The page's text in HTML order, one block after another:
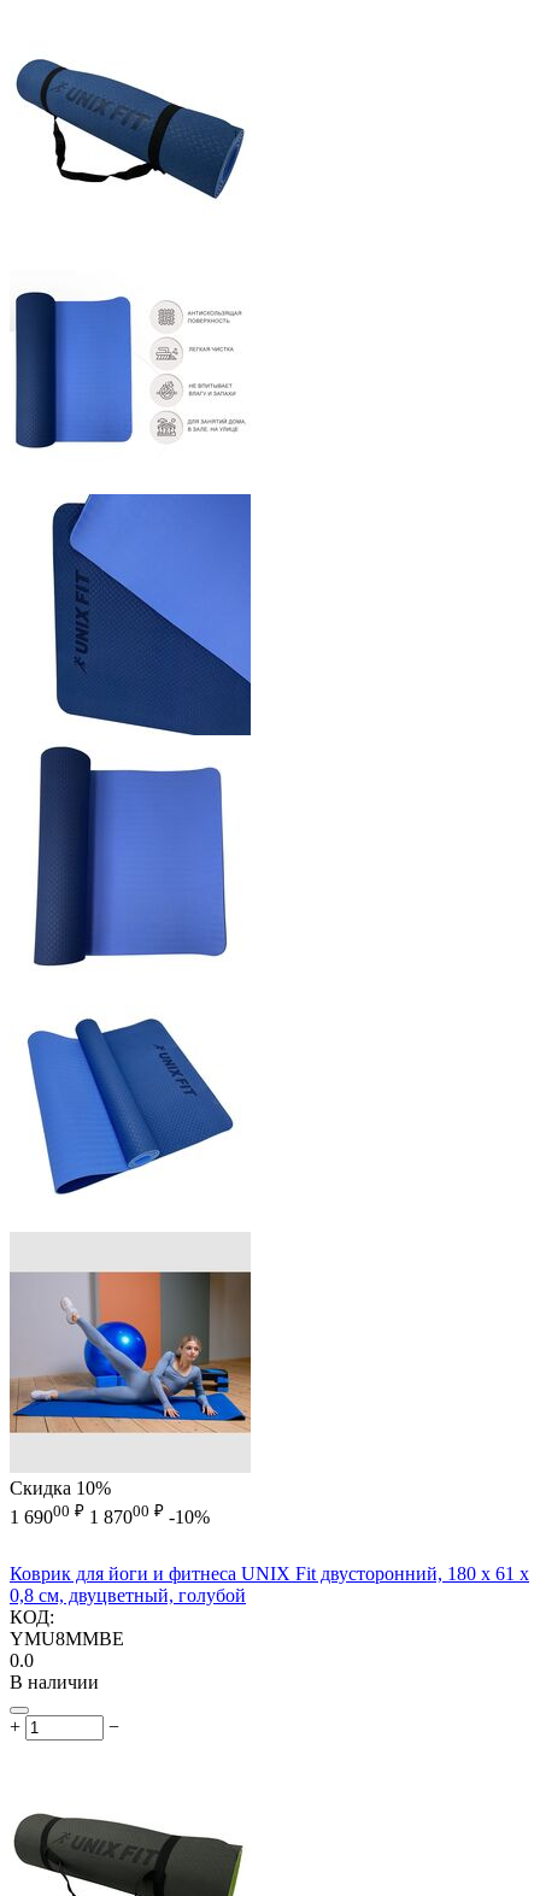
Скидка 10%
1 69000 ₽ 1 87000 ₽ -10%
Коврик для йоги и фитнеса UNIX Fit двусторонний, 180 х 61 х
0,8 см, двуцветный, голубой
КОД:
YMU8MMBE
0.0
В наличии
+ −